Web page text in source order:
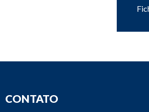
CONTATO